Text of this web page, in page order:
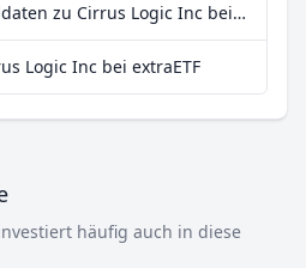
Mehr Fundamentaldaten zu Cirrus Logic Inc bei Parqet
Logic Inc bei extraETF
häufig auch in diese